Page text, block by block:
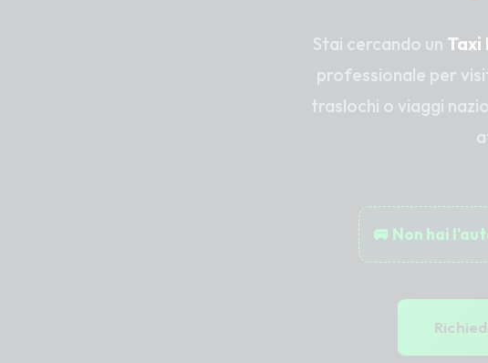
Stai cercando un Taxi
professionale per
traslochi o viaggi
🚐 Non hai